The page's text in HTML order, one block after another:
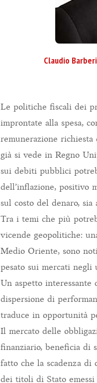
Claudio
Le politiche fiscali dei
improntate alla spesa,
remunerazione
già si vede in Regno
sui debiti pubblici
dell’inflazione, positivo
sul costo del denaro,
Tra i temi che più
vicende geopolitiche:
Medio Oriente, sono
pesato sui mercati negli
Un aspetto interessante
dispersione di
traduce in opportunità
Il mercato delle
finanziario, beneficia di
fatto che la scadenza di
dei titoli di Stato